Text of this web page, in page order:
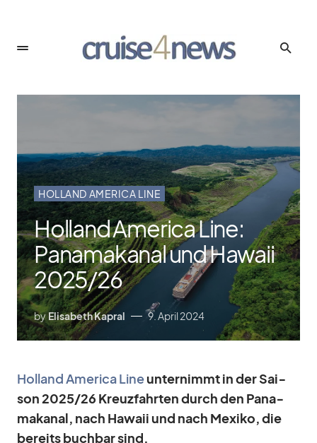
HOLLAND AMERICA LINE
Holland America Line:
Panamakanal und Hawaii
2025/​26
by Elisabeth Kapral 9. April 2024
Hol­land Ame­rica Lineun­ter­nimmt in der Sai­
son 2025/​26 Kreuz­fahr­ten durch den Pa­na­
ma­ka­nal, nach Ha­waii und nach Me­xiko, die
be­reits buch­bar sind.